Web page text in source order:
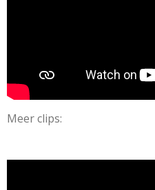
Meer clips: